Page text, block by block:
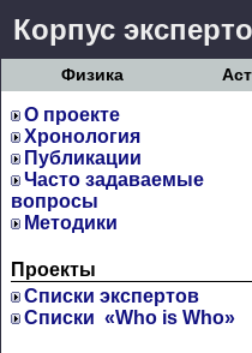
Корпус
Физика
О проекте
Хронология
Публикации
Часто задаваемые
вопросы
Методики
Проекты
Cписки экспертов
Списки «Who is Who»